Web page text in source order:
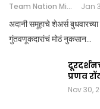
Team Nation Mic Jan
अदानी समूहाचे शेअर्स
गुंतवणूकदारांचं मोठं नुकसान…
प्रणव
Nov 30,